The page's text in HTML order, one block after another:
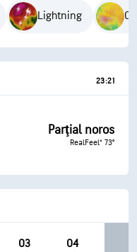
Lightning
23:21
Parţial noros
RealFeel® 73°
03 04